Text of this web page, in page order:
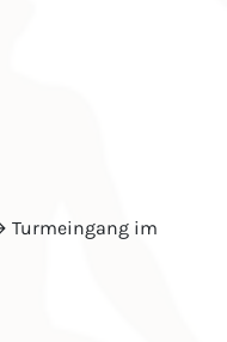
Turmeingang im